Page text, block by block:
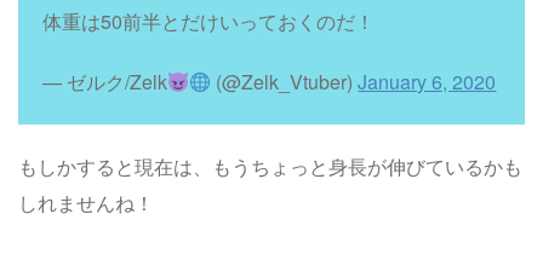
体重は50前半とだけいっておくのだ！
— ゼルク/Zelk (@Zelk_Vtuber)January 6, 2020
もしかすると現在は、もうちょっと身長が伸びているかも
しれませんね！